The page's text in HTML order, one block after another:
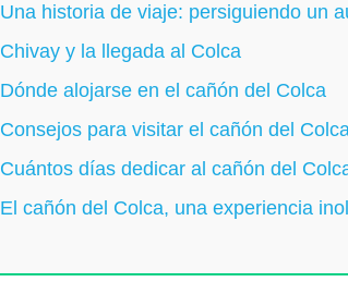
Una historia de viaje: persiguiendo un
Chivay y la llegada al Colca
Dónde alojarse en el cañón del Colca
Consejos para visitar el cañón del
Cuántos días dedicar al cañón del
El cañón del Colca, una experiencia